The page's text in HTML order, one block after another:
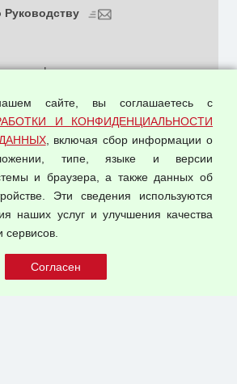
и конфиденциальности
персональных данных
продажи
Руководству
сайте, вы соглашаетесь с
И КОНФИДЕНЦИАЛЬНОСТИ
, включая сбор информации о
типе, языке и версии
и браузера, а также данных об
Эти сведения используются
наших услуг и улучшения качества
сервисов.